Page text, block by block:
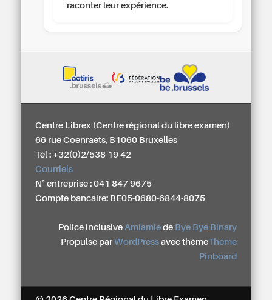
raconter leur expérience.
Centre Librex (Centre régional du libre examen)
66 rue Coenraets, B1060 Bruxelles
Tél : +32(0)2/538 19 42
Courriels
N° entreprise : 041 847 9675
Compte bancaire: BE05-0680-6844-8075
Police inclusive Amiamiede Bye Bye Binary
Propulsé par WordPressavec thèmeThème
Pinboard